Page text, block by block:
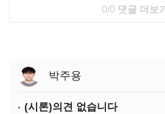
0/0 댓글 더보기
박주용
(시론)의견 없습니다